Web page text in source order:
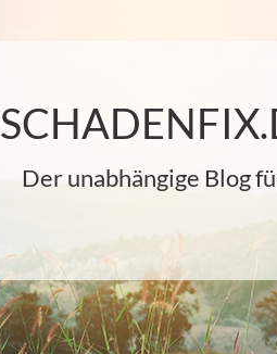
Der unabhängige Blog